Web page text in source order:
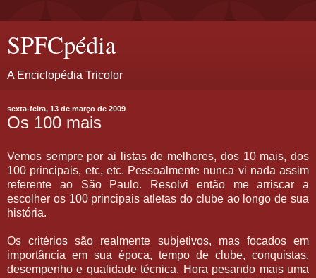
SPFCpédia
A Enciclopédia Tricolor
sexta-feira, 13 de março de 2009
Os 100 mais
Vemos sempre por ai listas de melhores, dos 10 mais, dos
100 principais, etc, etc. Pessoalmente nunca vi nada assim
referente ao São Paulo. Resolvi então me arriscar a
escolher os 100 principais atletas do clube ao longo de sua
história.
Os critérios são realmente subjetivos, mas focados em
importância em sua época, tempo de clube, conquistas,
desempenho e qualidade técnica. Hora pesando mais uma